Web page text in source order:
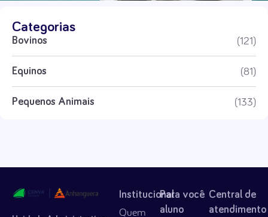
Categorias
Bovinos (121)
Equinos (81)
Pequenos Animais (133)
Institucional
Quem
Para você
aluno
Central de
atendimento